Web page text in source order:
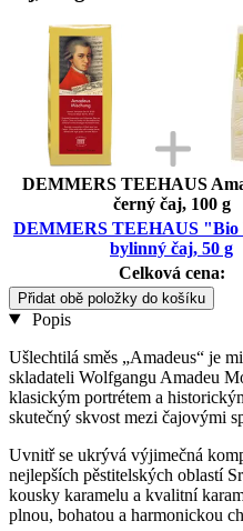
DEMMERS TEEHAUS
černý čaj, 100 g
DEMMERS TEEHAUS "Bio
bylinný čaj, 50 g
Celková cena:
Přidat obě položky do košíku
Popis
Ušlechtilá směs „Amadeus“ je
skladateli Wolfgangu Amadeu
klasickým portrétem a
skutečný skvost mezi čajovými
Uvnitř se ukrývá výjimečná
nejlepších pěstitelských oblastí
kousky karamelu a kvalitní
plnou, bohatou a harmonickou